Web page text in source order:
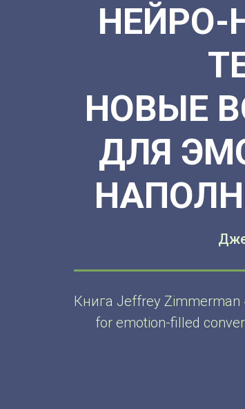
НЕЙРО-
НОВЫЕ
ДЛЯ
Книга Jeffrey Zimmerman
for emotion-filled